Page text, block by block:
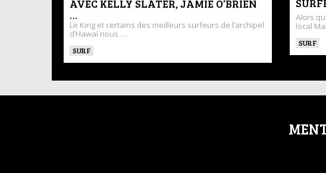
AVEC KELLY SLATER, JAMIE O’BRIEN
…
Le King et certains des meilleurs surfeurs de l’archipel
d’Hawaï nous …
SURF
Alors
local
SURF